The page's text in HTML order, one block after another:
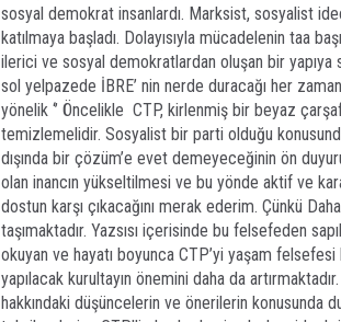
sosyal demokrat insanlardı. Marksist, sosyalist
katılmaya başladı. Dolayısıyla mücadelenin taa
ilerici ve sosyal demokratlardan oluşan bir yapıya
sol yelpazede İBRE’ nin nerde duracağı her
yönelik ‘’ Öncelikle CTP, kirlenmiş bir beyaz
temizlemelidir. Sosyalist bir parti olduğu
dışında bir çözüm’e evet demeyeceğinin ön
olan inancın yükseltilmesi ve bu yönde aktif ve
dostun karşı çıkacağını merak ederim. Çünkü
taşımaktadır. Yazsısı içerisinde bu felsefeden
okuyan ve hayatı boyunca CTP’yi yaşam
yapılacak kurultayın önemini daha da
hakkındaki düşüncelerin ve önerilerin konusunda